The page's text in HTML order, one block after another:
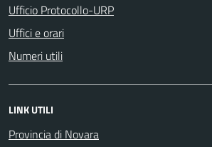
Ufficio Protocollo-URP
Uffici e orari
Numeri utili
LINK UTILI
Provincia di Novara